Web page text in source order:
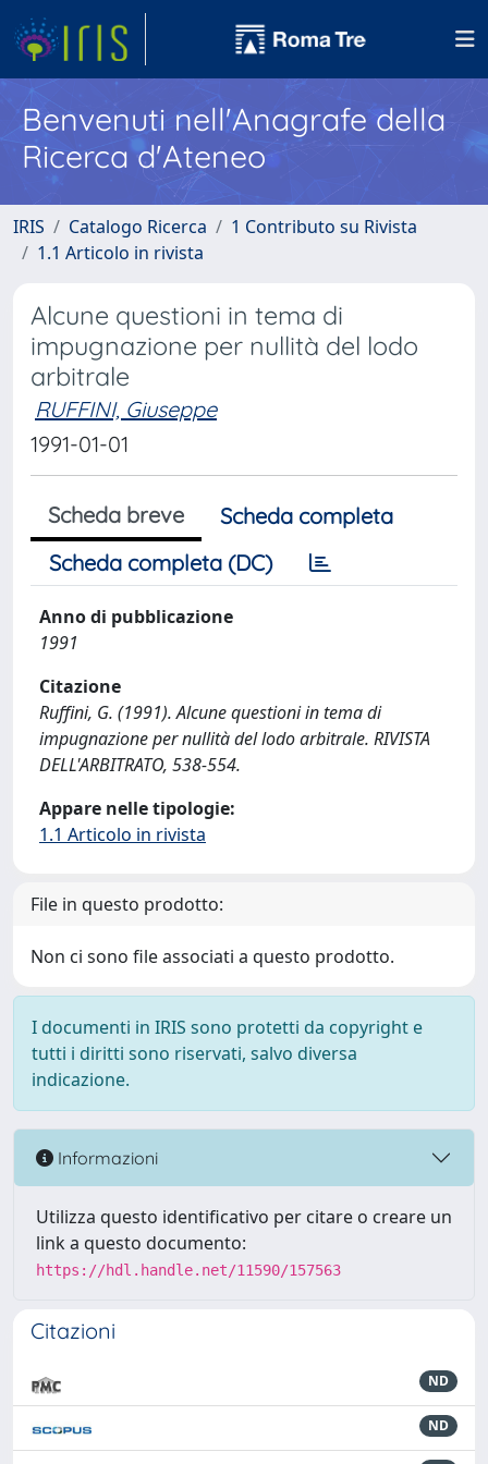
Benvenuti nell'Anagrafe della
Ricerca d'Ateneo
IRIS Catalogo Ricerca
1 Contributo su Rivista
1.1 Articolo in rivista
Alcune questioni in tema di
impugnazione per nullità del lodo
arbitrale
RUFFINI, Giuseppe
1991-01-01
Scheda breve
Scheda completa
Scheda completa (DC)
Anno di pubblicazione
1991
Citazione
Ruffini, G. (1991). Alcune questioni in tema di
impugnazione per nullità del lodo arbitrale. RIVISTA
DELL'ARBITRATO, 538-554.
Appare nelle tipologie:
1.1 Articolo in rivista
File in questo prodotto:
Non ci sono file associati a questo prodotto.
I documenti in IRIS sono protetti da copyright e
tutti i diritti sono riservati, salvo diversa
indicazione.
Informazioni
Utilizza questo identificativo per citare o creare un
link a questo documento:
https://hdl.handle.net/11590/157563
Citazioni
ND
ND